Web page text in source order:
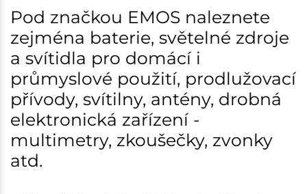
Skladem na prodejně - doručení do 7 dnů
Skuteč
Skladem na prodejně - doručení do 7 dnů
1 ks
Skladové množství na prodejnách je pouze orientační.
Ceny na prodejnách se mohou lišit od cen na e-
shopu.
Pod značkou EMOS naleznete
zejména baterie, světelné zdroje
a svítidla pro domácí i
průmyslové použití, prodlužovací
přívody, svítilny, antény, drobná
elektronická zařízení -
multimetry, zkoušečky, zvonky
atd.